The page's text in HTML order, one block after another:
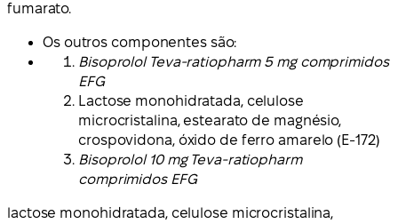
fumarato.
Os outros componentes são:
Bisoprolol Teva-ratiopharm 5 mg comprimidos
EFG
Lactose monohidratada, celulose
microcristalina, estearato de magnésio,
crospovidona, óxido de ferro amarelo (E-172)
Bisoprolol 10 mg Teva-ratiopharm
comprimidos EFG
lactose monohidratada, celulose microcristalina,